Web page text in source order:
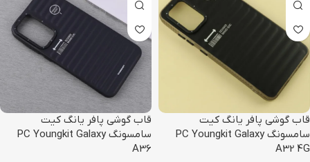
قاب گوشی پافر یانگ کیت
سامسونگ PC Youngkit Galaxy
A32 4G
قاب گوشی پافر یانگ کیت
سامسونگ PC Youngkit Galaxy
A36